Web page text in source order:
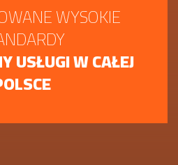
WYSOKIE
USŁUGI W CAŁEJ